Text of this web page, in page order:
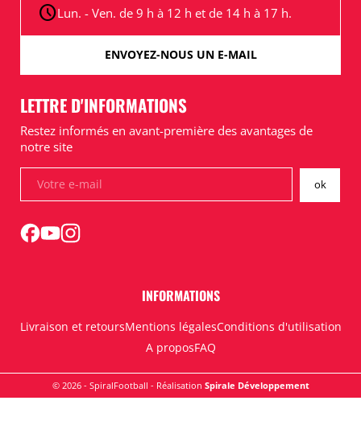
scheduleLun. - Ven. de 9 h à 12 h et de 14 h à 17 h.
ENVOYEZ-NOUS UN E-MAIL
INFORMATIONS
Livraison et retoursMentions légalesConditions d'utilisation
A proposFAQ
LETTRE D'INFORMATIONS
Restez informés en avant-première des avantages de
notre site
© 2026 - SpiralFootball - Réalisation Spirale Développement